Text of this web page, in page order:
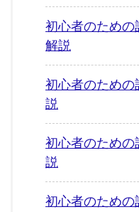
初心者のため
解説
初心者のため
説
初心者のため
説
初心者のため